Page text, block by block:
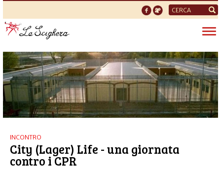
Form
di
ricerca
INCONTRO
City (Lager) Life - una giornata
contro i CPR